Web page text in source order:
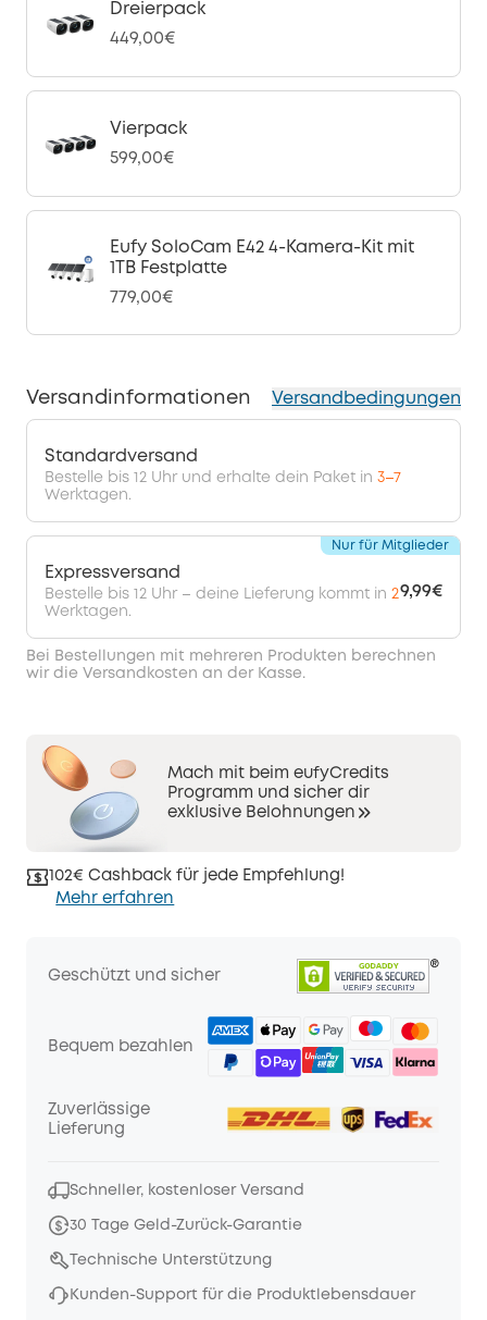
Dreierpack
449,00€
Vierpack
599,00€
Eufy SoloCam E42 4-Kamera-Kit mit
1TB Festplatte
779,00€
Versandinformationen Versandbedingungen
Standardversand
Bestelle bis 12 Uhr und erhalte dein Paket in 3–7
Werktagen.
Expressversand
Bestelle bis 12 Uhr – deine Lieferung kommt in 2
Werktagen.
9,99€
Nur für Mitglieder
Bei Bestellungen mit mehreren Produkten berechnen
wir die Versandkosten an der Kasse.
Mach mit beim eufyCredits
Programm und sicher dir
exklusive Belohnungen
102€ Cashback für jede Empfehlung!
Mehr erfahren
Geschützt und sicher
Bequem bezahlen
Zuverlässige
Lieferung
Schneller, kostenloser Versand
30 Tage Geld-Zurück-Garantie
Technische Unterstützung
Kunden-Support für die Produktlebensdauer